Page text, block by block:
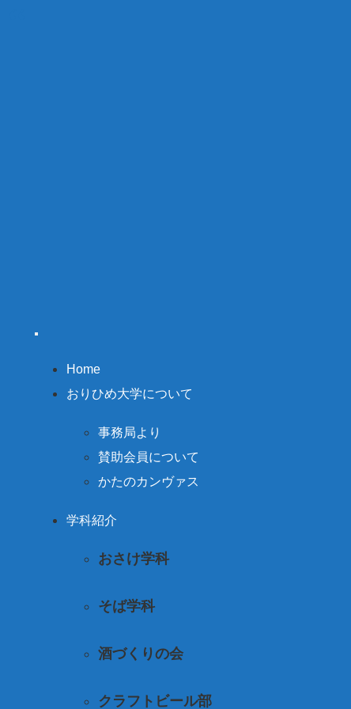
Home
おりひめ大学について
事務局より
賛助会員について
かたのカンヴァス
学科紹介
おさけ学科
そば学科
酒づくりの会
クラフトビール部